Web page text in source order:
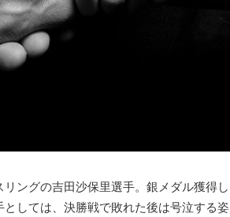
ングの吉田沙保里選手。銀メダル獲得し
しては、決勝戦で敗れた後は号泣する姿